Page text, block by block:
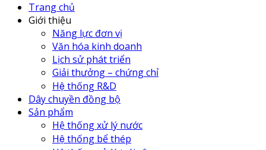
Trang chủ
Giới thiệu
Năng lực đơn vị
Văn hóa kinh doanh
Lịch sử phát triển
Giải thưởng – chứng chỉ
Hệ thống R&D
Dây chuyền đồng bộ
Sản phẩm
Hệ thống xử lý nước
Hệ thống bể thép